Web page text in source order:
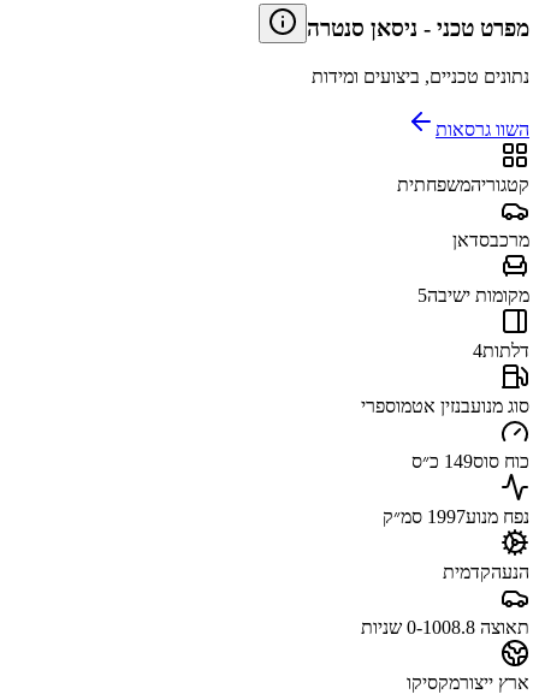
מפרט טכני - ניסאן סנטרה
נתונים טכניים, ביצועים ומידות
השוו גרסאות
קטגוריהמשפחתית
מרכבסדאן
מקומות ישיבה5
דלתות4
סוג מנועבנזין אטמוספרי
כוח סוס149 כ״ס
נפח מנוע1997 סמ״ק
הנעהקדמית
תאוצה 0-100 8.8 שניות
ארץ ייצורמקסיקו